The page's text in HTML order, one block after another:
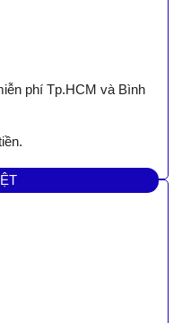
phí Tp.HCM và Bình